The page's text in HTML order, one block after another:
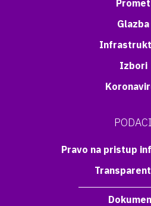
Promet
Glazba
Izbori
PODACI
Pravo na pristup